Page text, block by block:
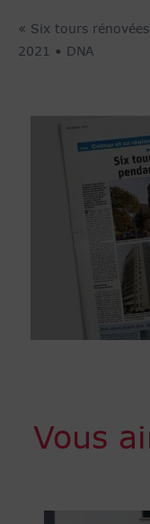
« Six tours
2021 • DNA
Vous